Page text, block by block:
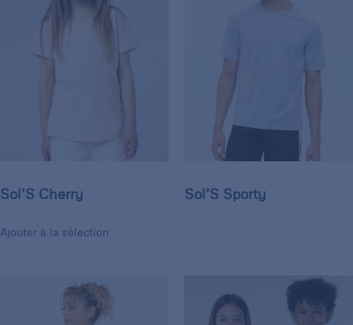
Sol’S Cherry
Ajouter à la sélection
Sol’S Sporty